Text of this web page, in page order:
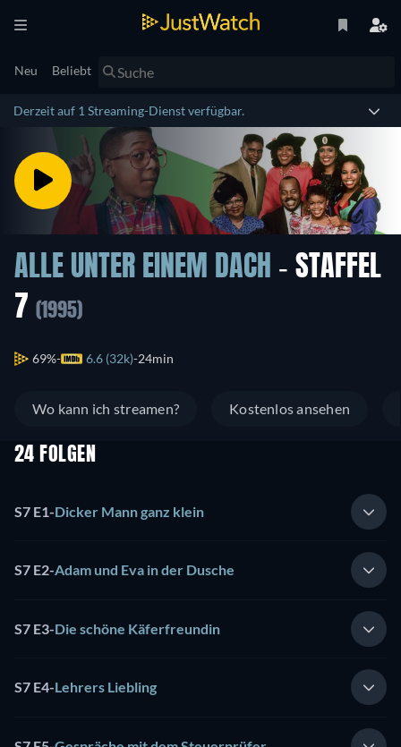
Neu Beliebt
Derzeit auf 1 Streaming-Dienst verfügbar.
ALLE UNTER EINEM DACH - STAFFEL
7 (1995)
69% 6.6 (32k) 24min
Wo kann ich streamen? Kostenlos ansehen
24 FOLGEN
S7 E1-Dicker Mann ganz klein
S7 E2-Adam und Eva in der Dusche
S7 E3-Die schöne Käferfreundin
S7 E4-Lehrers Liebling